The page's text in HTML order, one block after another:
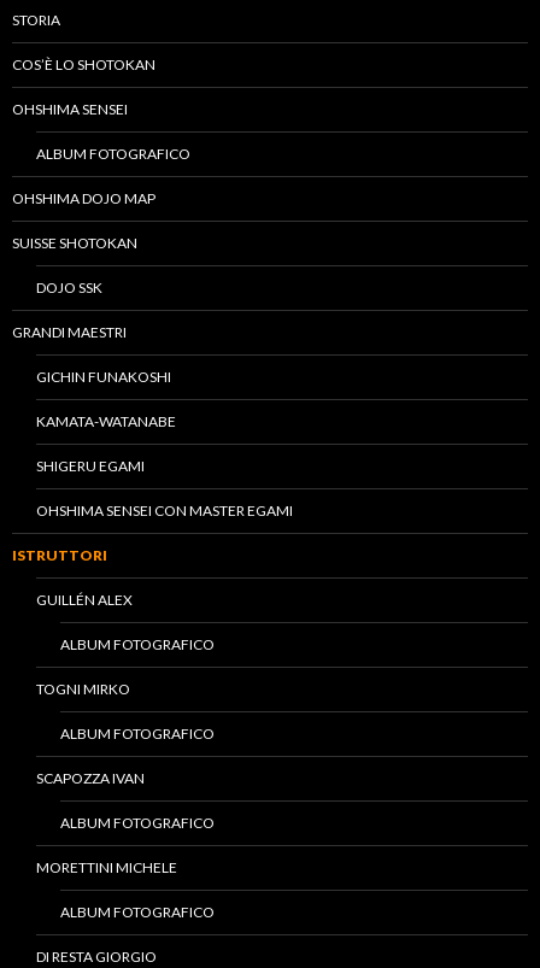
STORIA
COS’È LO SHOTOKAN
OHSHIMA SENSEI
ALBUM FOTOGRAFICO
OHSHIMA DOJO MAP
SUISSE SHOTOKAN
DOJO SSK
GRANDI MAESTRI
GICHIN FUNAKOSHI
KAMATA-WATANABE
SHIGERU EGAMI
OHSHIMA SENSEI CON MASTER EGAMI
ISTRUTTORI
GUILLÉN ALEX
ALBUM FOTOGRAFICO
TOGNI MIRKO
ALBUM FOTOGRAFICO
SCAPOZZA IVAN
ALBUM FOTOGRAFICO
MORETTINI MICHELE
ALBUM FOTOGRAFICO
DI RESTA GIORGIO